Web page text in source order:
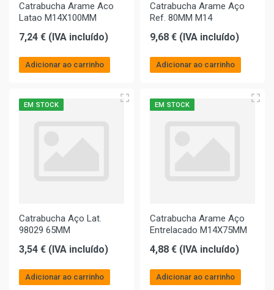
Catrabucha Arame Aco
Latao M14X100MM
7,24 € (IVA incluído)
Adicionar ao carrinho
Catrabucha Arame Aço
Ref. 80MM M14
9,68 € (IVA incluído)
Adicionar ao carrinho
EM STOCK
Catrabucha Aço Lat.
98029 65MM
3,54 € (IVA incluído)
Adicionar ao carrinho
EM STOCK
Catrabucha Arame Aço
Entrelacado M14X75MM
4,88 € (IVA incluído)
Adicionar ao carrinho